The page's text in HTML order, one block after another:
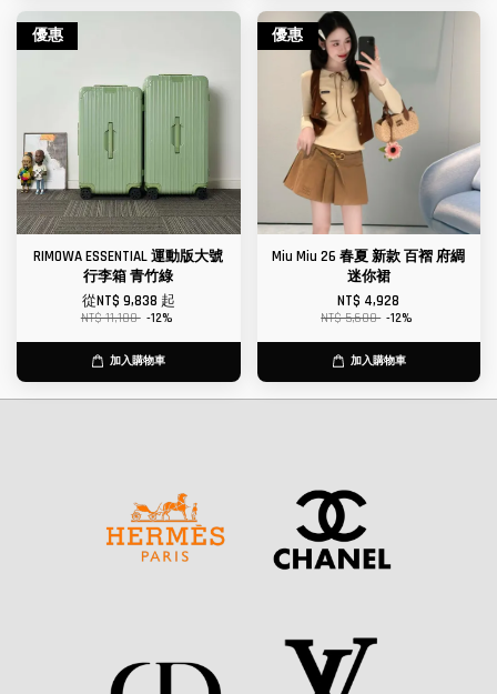
優惠
RIMOWA ESSENTIAL 運動版大號
行李箱 青竹綠
從NT$ 9,838 起
NT$ 11,180 -12%
加入購物車
優惠
Miu Miu 26 春夏 新款 百褶 府綢
迷你裙
NT$ 4,928
NT$ 5,600 -12%
加入購物車